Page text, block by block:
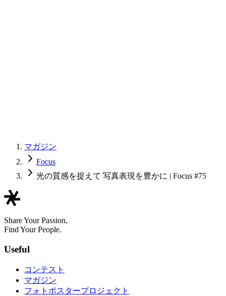
マガジン
Focus
光の質感を捉えて 写真表現を豊かに | Focus #75
Share Your Passion,
Find Your People.
Useful
コンテスト
マガジン
フォトポスタープロジェクト